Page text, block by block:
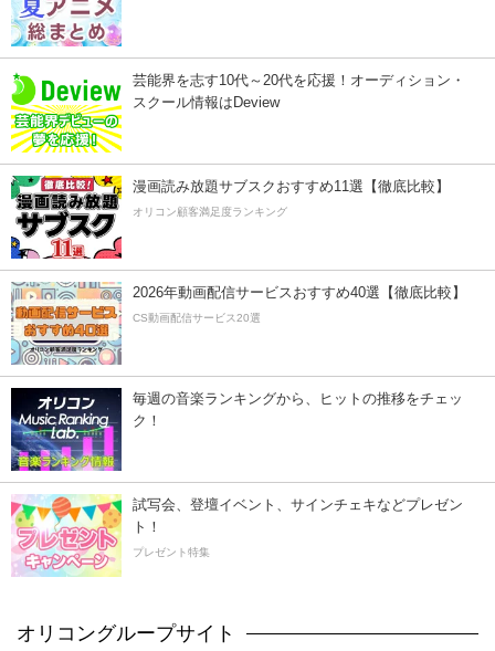
芸能界を志す10代～20代を応援！オーディション・
スクール情報はDeview
漫画読み放題サブスクおすすめ11選【徹底比較】
オリコン顧客満足度ランキング
2026年動画配信サービスおすすめ40選【徹底比較】
CS動画配信サービス20選
毎週の音楽ランキングから、ヒットの推移をチェッ
ク！
試写会、登壇イベント、サインチェキなどプレゼン
ト！
プレゼント特集
オリコングループサイト